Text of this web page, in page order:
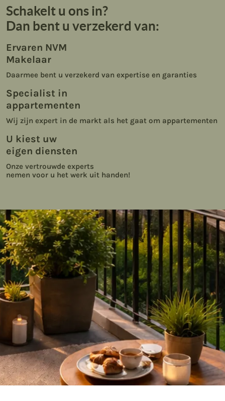
Schakelt u ons in?
Dan bent u verzekerd van:
Ervaren NVM
Makelaar
Daarmee bent u verzekerd van expertise en garanties
Specialist in
appartementen
Wij zijn expert in de markt als het gaat om appartementen
U kiest uw
eigen diensten
Onze vertrouwde experts
nemen voor u het werk uit handen!